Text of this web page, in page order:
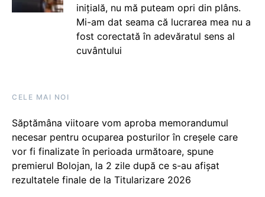
inițială, nu mă puteam opri din plâns.
Mi-am dat seama că lucrarea mea nu a
fost corectată în adevăratul sens al
cuvântului
CELE MAI NOI
Săptămâna viitoare vom aproba memorandumul
necesar pentru ocuparea posturilor în creșele care
vor fi finalizate în perioada următoare, spune
premierul Bolojan, la 2 zile după ce s-au afișat
rezultatele finale de la Titularizare 2026